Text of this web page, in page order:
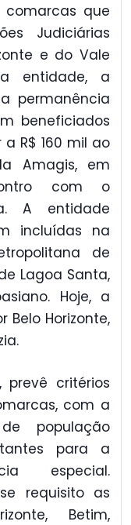
comarcas que
Judiciárias
e do Vale
entidade, a
permanência
beneficiados
R$ 160 mil ao
Amagis, em
com o
A entidade
incluídas na
de
Lagoa Santa,
Hoje, a
Horizonte,
prevê critérios
com a
população
para a
especial.
requisito as
Betim,